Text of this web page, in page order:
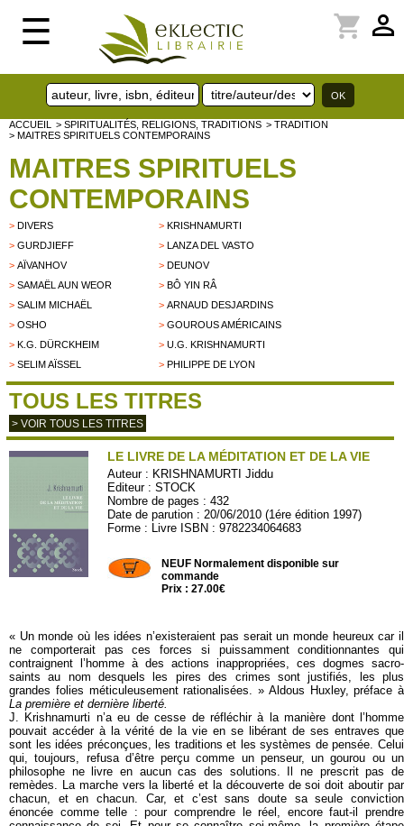
☰ perm_identity
shopping_cart
ACCUEIL > SPIRITUALITÉS, RELIGIONS, TRADITIONS > TRADITION
> MAITRES SPIRITUELS CONTEMPORAINS
MAITRES SPIRITUELS
CONTEMPORAINS
> DIVERS >KRISHNAMURTI
> GURDJIEFF >LANZA DEL VASTO
> AÏVANHOV >DEUNOV
> SAMAËL AUN WEOR >BÔ YIN RÂ
> SALIM MICHAËL >ARNAUD DESJARDINS
> OSHO >GOUROUS AMÉRICAINS
> K.G. DÜRCKHEIM >U.G. KRISHNAMURTI
> SELIM AÏSSEL >PHILIPPE DE LYON
TOUS LES TITRES
> VOIR TOUS LES TITRES
LE LIVRE DE LA MÉDITATION ET DE LA VIE
Auteur : KRISHNAMURTI Jiddu
Editeur :STOCK
Nombre de pages : 432
Date de parution : 20/06/2010 (1ére édition 1997)
Forme : Livre ISBN : 9782234064683
NEUF Normalement disponible sur
commande
Prix : 27.00€
« Un monde où les idées n’existeraient pas serait un monde heureux car il
ne comporterait pas ces forces si puissamment conditionnantes qui
contraignent l’homme à des actions inappropriées, ces dogmes sacro-
saints au nom desquels les pires des crimes sont justifiés, les plus
grandes folies méticuleusement rationalisées. » Aldous Huxley, préface à
La première et dernière liberté.
J. Krishnamurti n’a eu de cesse de réfléchir à la manière dont l’homme
pouvait accéder à la vérité de la vie en se libérant de ses entraves que
sont les idées préconçues, les traditions et les systèmes de pensée. Celui
qui, toujours, refusa d’être perçu comme un penseur, un gourou ou un
philosophe ne livre en aucun cas des solutions. Il ne prescrit pas de
remèdes. La marche vers la liberté et la découverte de soi doit aboutir par
chacun, et en chacun. Car, et c’est sans doute sa seule conviction
énoncée comme telle : pour comprendre le réel, encore faut-il prendre